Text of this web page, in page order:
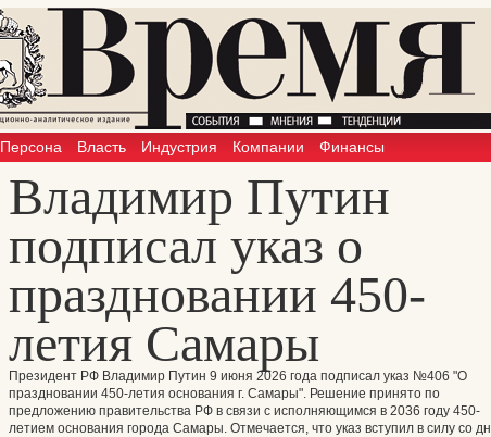
Персона Власть Индустрия Компании Финансы
Владимир Путин
подписал указ о
праздновании 450-
летия Самары
Президент РФ Владимир Путин 9 июня 2026 года подписал указ №406 "О
праздновании 450-летия основания г. Самары". Решение принято по
предложению правительства РФ в связи с исполняющимся в 2036 году 450-
летием основания города Самары. Отмечается, что указ вступил в силу со